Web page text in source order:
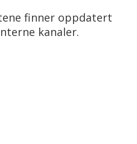
finner oppdatert
kanaler.